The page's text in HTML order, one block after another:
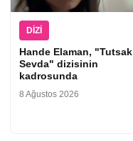
DIZI
Hande Elaman, "Tutsak
Sevda" dizisinin
kadrosunda
8 Ağustos 2026